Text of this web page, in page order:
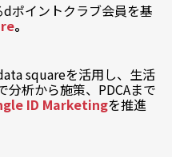
ポイントクラブ会員を基
。
squareを活用し、 生活
分析から施策、PDCAまで
ID Marketingを推進